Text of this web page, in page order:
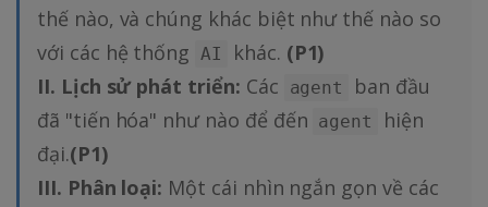
thế nào, và chúng khác biệt như thế nào so
với các hệ thống AI khác. (P1)
II. Lịch sử phát triển: Các agent
ban đầu
đã "tiến hóa" như nào để đến agent
hiện
đại.(P1)
III. Phân loại: Một cái nhìn ngắn gọn về các